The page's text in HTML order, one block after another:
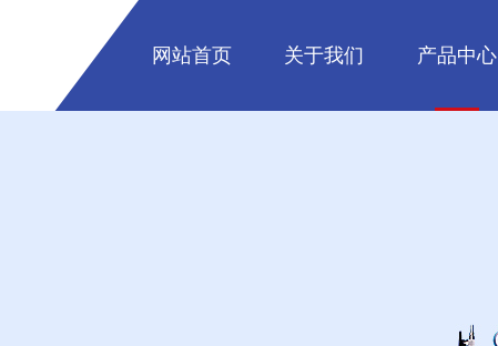
网站首页 关于我们 产品中心